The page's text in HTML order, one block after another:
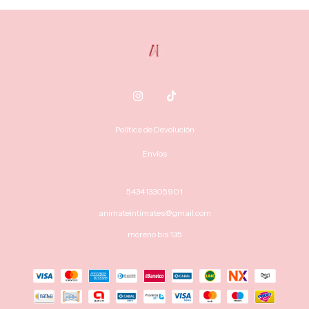
Política de Devolución
Envíos
543413305901
animateintimates@gmail.com
moreno bis 135